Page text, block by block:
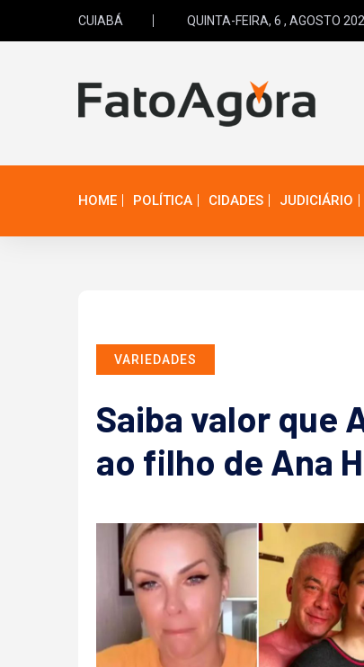
CUIABÁ QUINTA-FEIRA, 6 , AGOSTO
HOME POLÍTICA CIDADES JUDICIÁRIO
VARIEDADES
Saiba valor que
ao filho de Ana